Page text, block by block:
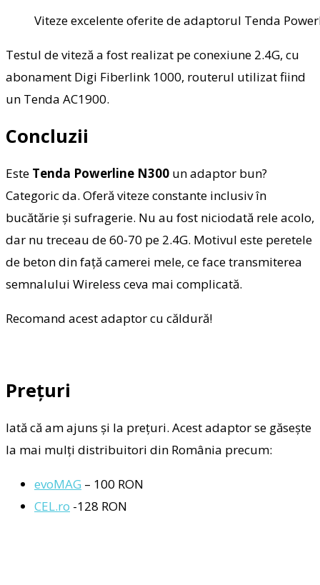
Viteze excelente oferite de adaptorul Tenda
Testul de viteză a fost realizat pe conexiune 2.4G, cu
abonament Digi Fiberlink 1000, routerul utilizat fiind
un Tenda AC1900.
Concluzii
Este Tenda Powerline N300 un adaptor bun?
Categoric da. Oferă viteze constante inclusiv în
bucătărie și sufragerie. Nu au fost niciodată rele acolo,
dar nu treceau de 60-70 pe 2.4G. Motivul este peretele
de beton din față camerei mele, ce face transmiterea
semnalului Wireless ceva mai complicată.
Recomand acest adaptor cu căldură!
Prețuri
Iată că am ajuns și la prețuri. Acest adaptor se găsește
la mai mulți distribuitori din România precum:
evoMAG – 100 RON
CEL.ro -128 RON